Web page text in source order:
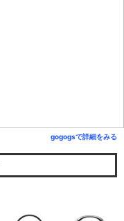
gogogsで詳細をみる